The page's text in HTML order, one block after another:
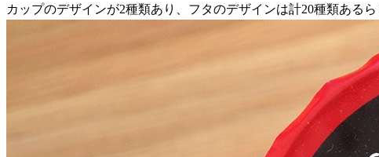
カップのデザインが2種類あり、フタのデザインは計20種類あるら